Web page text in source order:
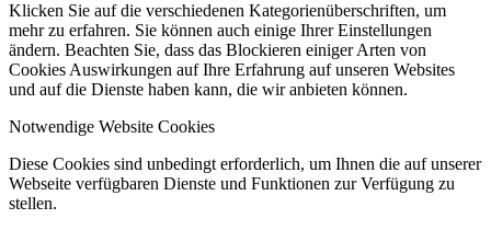
Klicken Sie auf die verschiedenen Kategorienüberschriften, um
mehr zu erfahren. Sie können auch einige Ihrer Einstellungen
ändern. Beachten Sie, dass das Blockieren einiger Arten von
Cookies Auswirkungen auf Ihre Erfahrung auf unseren Websites
und auf die Dienste haben kann, die wir anbieten können.
Notwendige Website Cookies
Diese Cookies sind unbedingt erforderlich, um Ihnen die auf unserer
Webseite verfügbaren Dienste und Funktionen zur Verfügung zu
stellen.